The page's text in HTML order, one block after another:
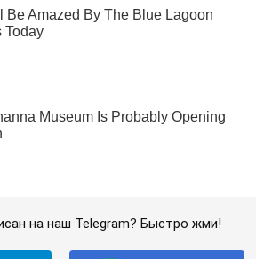
на наш Telegram? Быстро жми!